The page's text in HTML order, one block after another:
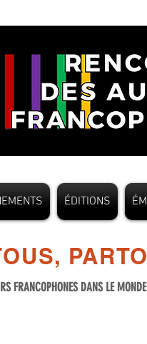
ÉDITIONS
FRANCOPHONES DANS LE MONDE